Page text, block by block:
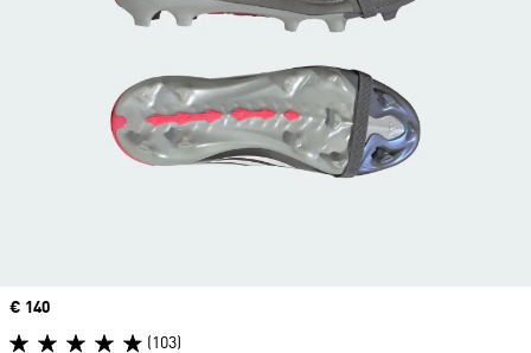
Price
€ 140
(103)